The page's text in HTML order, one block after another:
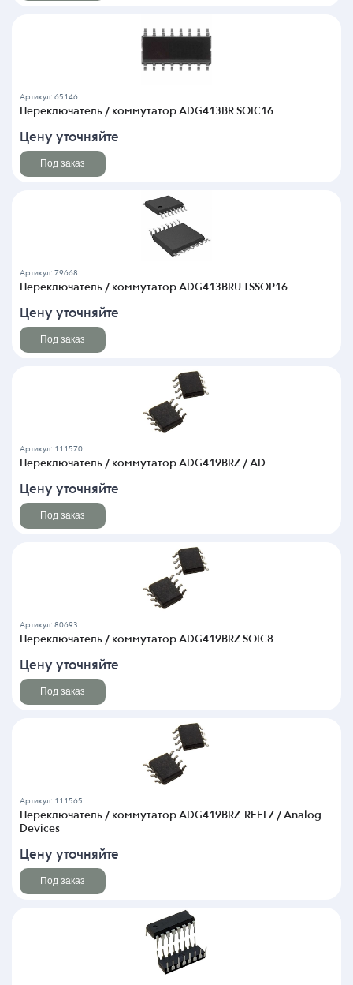
Артикул: 65146
Переключатель / коммутатор ADG413BR SOIC16
Цену уточняйте
Под заказ
Артикул: 79668
Переключатель / коммутатор ADG413BRU TSSOP16
Цену уточняйте
Под заказ
Артикул: 111570
Переключатель / коммутатор ADG419BRZ / AD
Цену уточняйте
Под заказ
Артикул: 80693
Переключатель / коммутатор ADG419BRZ SOIC8
Цену уточняйте
Под заказ
Артикул: 111565
Переключатель / коммутатор ADG419BRZ-REEL7 / Analog
Devices
Цену уточняйте
Под заказ